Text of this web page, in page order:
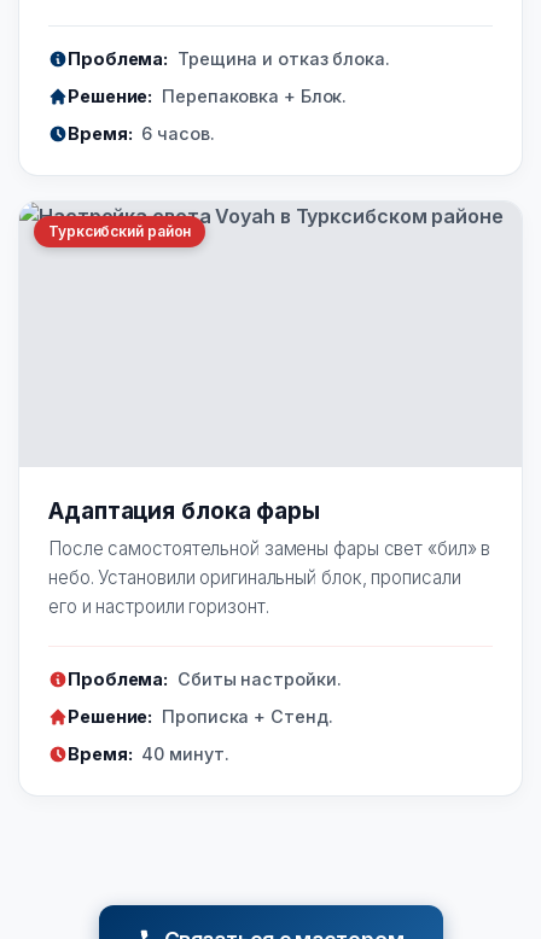
Проблема: Трещина и отказ блока.
Решение: Перепаковка + Блок.
Время: 6 часов.
Турксибский район
Адаптация блока фары
После самостоятельной замены фары свет «бил» в
небо. Установили оригинальный блок, прописали
его и настроили горизонт.
Проблема: Сбиты настройки.
Решение: Прописка + Стенд.
Время: 40 минут.